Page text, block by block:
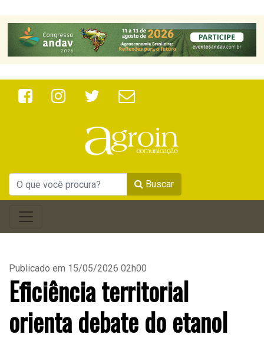
Buscar
Publicado em 15/05/2026 02h00
Eficiência territorial
orienta debate do etanol